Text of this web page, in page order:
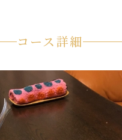
コース詳細